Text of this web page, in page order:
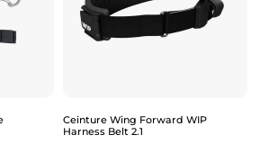
Ceinture Wing Forward WIP
Harness Belt 2.1